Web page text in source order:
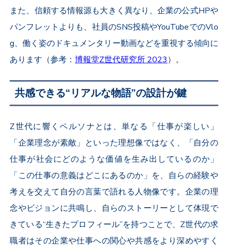
また、信頼する情報源も大きく異なり、企業の公式HPや
パンフレットよりも、社員のSNS投稿やYouTubeでのVlo
g、働く姿のドキュメンタリー動画などを重視する傾向に
あります（参考：博報堂Z世代研究所 2023）。
共感できる“リアルな物語”の設計が鍵
Z世代に響くペルソナとは、単なる「仕事が楽しい」
「企業理念が素敵」といった理想像ではなく、「自分の
仕事が社会にどのような価値を生み出しているのか」
「この仕事の意義はどこにあるのか」を、自らの経験や
考えを交えて自分の言葉で語れる人物像です。企業の理
念やビジョンに共鳴し、自らのストーリーとして体現で
きている“生きたプロフィール”を持つことで、Z世代の求
職者はその企業や仕事への関心や共感をより深めやすく